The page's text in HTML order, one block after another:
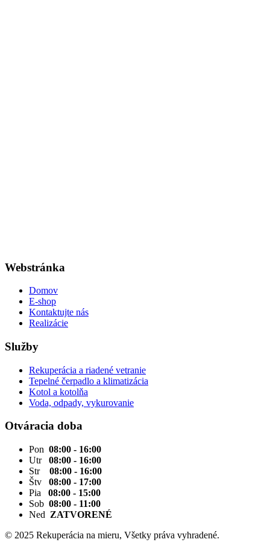
Webstránka
Domov
E-shop
Kontaktujte nás
Realizácie
Služby
Rekuperácia a riadené vetranie
Tepelné čerpadlo a klimatizácia
Kotol a kotolňa
Voda, odpady, vykurovanie
Otváracia doba
Pon 08:00 - 16:00
Utr 08:00 - 16:00
Str 08:00 - 16:00
Štv 08:00 - 17:00
Pia 08:00 - 15:00
Sob 08:00 - 11:00
Ned ZATVORENÉ
© 2025 Rekuperácia na mieru, Všetky práva vyhradené.